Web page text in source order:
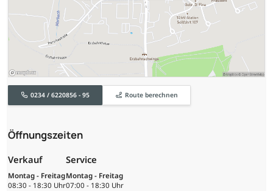
0234 / 6220856 - 95 Route berechnen
Öffnungszeiten
Verkauf
Montag - Freitag
08:30 - 18:30 Uhr
Service
Montag - Freitag
07:00 - 18:30 Uhr